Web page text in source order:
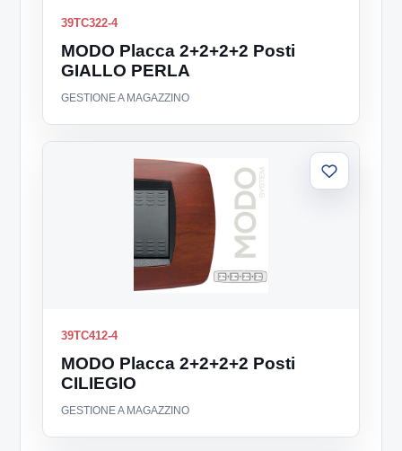
39TC322-4
MODO Placca 2+2+2+2 Posti
GIALLO PERLA
GESTIONE A MAGAZZINO
39TC412-4
MODO Placca 2+2+2+2 Posti
CILIEGIO
GESTIONE A MAGAZZINO
Aggiungi
alla